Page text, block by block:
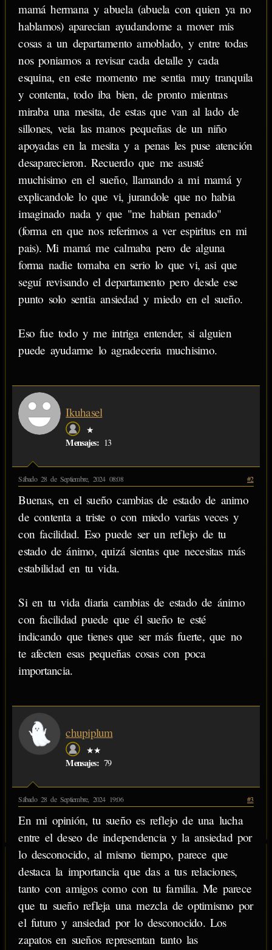
mamá hermana y abuela (abuela con quien ya no
hablamos) aparecian ayudandome a mover mis
cosas a un departamento amoblado, y entre todas
nos poniamos a revisar cada detalle y cada
esquina, en este momento me sentia muy tranquila
y contenta, todo iba bien, de pronto mientras
miraba una mesita, de estas que van al lado de
sillones, veia las manos pequeñas de un niño
apoyadas en la mesita y a penas les puse atención
desaparecieron. Recuerdo que me asusté
muchisimo en el sueño, llamando a mi mamá y
explicandole lo que vi, jurandole que no habia
imaginado nada y que "me habian penado"
(forma en que nos referimos a ver espiritus en mi
pais). Mi mamá me calmaba pero de alguna
forma nadie tomaba en serio lo que vi, asi que
seguí revisando el departamento pero desde ese
punto solo sentia ansiedad y miedo en el sueño.
Eso fue todo y me intriga entender, si alguien
puede ayudarme lo agradeceria muchisimo.
Ikuhasel
★
Mensajes: 13
Sábado 28 de Septiembre, 2024 08:08 #2
Buenas, en el sueño cambias de estado de animo
de contenta a triste o con miedo varias veces y
con facilidad. Eso puede ser un reflejo de tu
estado de ánimo, quizá sientas que necesitas más
estabilidad en tu vida.
Si en tu vida diaria cambias de estado de ánimo
con facilidad puede que él sueño te esté
indicando que tienes que ser más fuerte, que no
te afecten esas pequeñas cosas con poca
importancia.
chupiplum
★★
Mensajes: 79
Sábado 28 de Septiembre, 2024 19:06 #3
En mi opinión, tu sueño es reflejo de una lucha
entre el deseo de independencia y la ansiedad por
lo desconocido, al mismo tiempo, parece que
destaca la importancia que das a tus relaciones,
tanto con amigos como con tu familia. Me parece
que tu sueño refleja una mezcla de optimismo por
el futuro y ansiedad por lo desconocido. Los
zapatos en sueños representan tanto las